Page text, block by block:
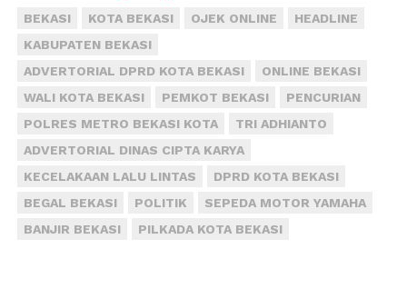
Kota Bekasi Tb. Hendra Suherman menyambut baik
Pria yang dikenal luwes dalam pergaulan ini pun
menuturkan peran alumni SMAN 1 Kota Bekasi akan
“Ajang buka puasa bersama ini sebagai ajang
BEKASI KOTA BEKASI OJEK ONLINE
HEADLINE
KABUPATEN BEKASI
ADVERTORIAL DPRD KOTA BEKASI
ONLINE BEKASI
WALI KOTA BEKASI
PEMKOT BEKASI
PENCURIAN
POLRES METRO BEKASI KOTA
TRI ADHIANTO
ADVERTORIAL DINAS CIPTA KARYA
KECELAKAAN LALU LINTAS
DPRD KOTA BEKASI
BEGAL BEKASI
POLITIK
SEPEDA MOTOR YAMAHA
BANJIR BEKASI
PILKADA KOTA BEKASI